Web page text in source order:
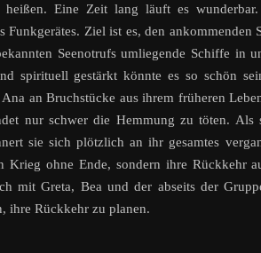
heißen. Eine Zeit lang läuft es
Funkgerätes. Ziel ist es, den
Seenotrufs umliegende Schiffe in
spirituell gestärkt könnte es so schön
an Bruchstücke aus ihrem früheren
nur schwer die Hemmung zu töten.
sie sich plötzlich an ihr gesamtes
Krieg ohne Ende, sondern ihre Rückkehr
mit Greta, Bea und der abseits der
ihre Rückkehr zu planen.